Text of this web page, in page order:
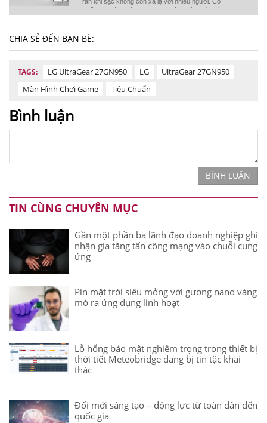
nhiều nguyên nhân nhưng nguyên nhân chính là
CHIA SẺ ĐẾN BẠN BÈ:
TAGS: LG UltraGear 27GN950 LG
UltraGear 27GN950
Màn Hình Chơi Game
Tiêu Chuẩn
Bình luận
BÌNH LUẬN
TIN CÙNG CHUYÊN MỤC
Gần một phần ba lãnh đạo doanh nghiệp ghi
nhận gia tăng tấn công mạng vào chuỗi cung
ứng
Pin mặt trời siêu mỏng với gương nano vàng
mở ra ứng dụng linh hoạt
Lỗ hổng bảo mật nghiêm trọng trong thiết bị
thời tiết Meteobridge đang bị tin tặc khai
thác
Đổi mới sáng tạo – động lực từ toàn dân đến
quốc gia